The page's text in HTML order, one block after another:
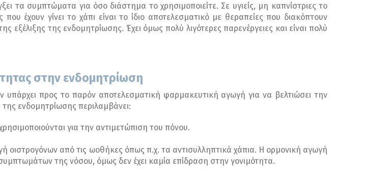
τα συμπτώματα για όσο διάστημα το χρησιμοποιείτε. Σε υγιείς, μη καπνίστριες το
έχουν γίνει το χάπι είναι το ίδιο αποτελεσματικό με θεραπείες που διακόπτουν
της ενδομητρίωσης. Έχει όμως πολύ λιγότερες παρενέργειες και είναι πολύ
στην ενδομητρίωση
υπάρχει προς το παρόν αποτελεσματική φαρμακευτική αγωγή για να βελτιώσει την
ενδομητρίωσης περιλαμβάνει:
για την αντιμετώπιση του πόνου.
από τις ωοθήκες όπως π.χ. τα αντισυλληπτικά χάπια. Η ορμονική αγωγή
της νόσου, όμως δεν έχει καμία επίδραση στην γονιμότητα.